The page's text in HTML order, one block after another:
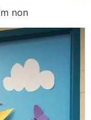
non